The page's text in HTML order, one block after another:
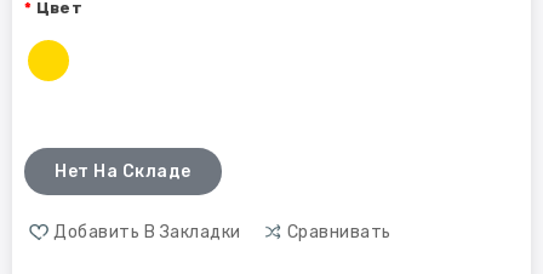
Цвет
Нет На Складе
Добавить В Закладки Сравнивать